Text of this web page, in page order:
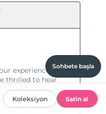
Sohbete başla
Koleksiyon Satin al